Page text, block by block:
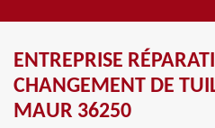
ENTREPRISE
CHANGEMENT DE
MAUR 36250